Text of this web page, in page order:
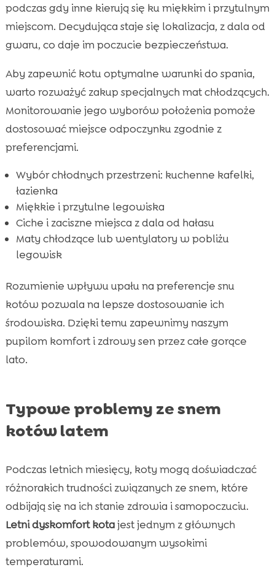
podczas gdy inne kierują się ku miękkim i przytulnym
miejscom. Decydująca staje się lokalizacja, z dala od
gwaru, co daje im poczucie bezpieczeństwa.
Aby zapewnić kotu optymalne warunki do spania,
warto rozważyć zakup specjalnych mat chłodzących.
Monitorowanie jego wyborów położenia pomoże
dostosować miejsce odpoczynku zgodnie z
preferencjami.
Wybór chłodnych przestrzeni: kuchenne kafelki,
łazienka
Miękkie i przytulne legowiska
Ciche i zaciszne miejsca z dala od hałasu
Maty chłodzące lub wentylatory w pobliżu
legowisk
Rozumienie wpływu upału na preferencje snu
kotów pozwala na lepsze dostosowanie ich
środowiska. Dzięki temu zapewnimy naszym
pupilom komfort i zdrowy sen przez całe gorące
lato.
Typowe problemy ze snem
kotów latem
Podczas letnich miesięcy, koty mogą doświadczać
różnorakich trudności związanych ze snem, które
odbijają się na ich stanie zdrowia i samopoczuciu.
Letni dyskomfort kotajest jednym z głównych
problemów, spowodowanym wysokimi
temperaturami.